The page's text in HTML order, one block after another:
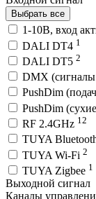
Выбрать все
1-10В, вход
DALI DT4 1
DALI DT5 2
DMX
PushDim
PushDim
RF 2.4GHz 12
TUYA
TUYA Wi-Fi 2
TUYA Zigbee 1
Выходной сигнал
Каналы